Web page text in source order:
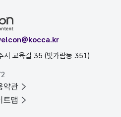
시 교육길 35 (빛가람동 351)
약관
트맵